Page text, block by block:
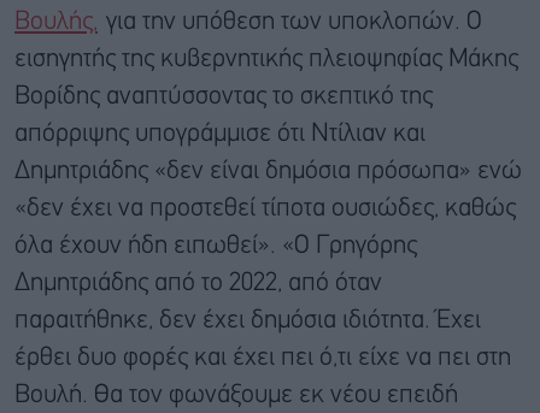
Βουλής, για την υπόθεση των υποκλοπών. Ο
εισηγητής της κυβερνητικής πλειοψηφίας Μάκης
Βορίδης αναπτύσσοντας το σκεπτικό της
απόρριψης υπογράμμισε ότι Ντίλιαν και
Δημητριάδης «δεν είναι δημόσια πρόσωπα» ενώ
«δεν έχει να προστεθεί τίποτα ουσιώδες, καθώς
όλα έχουν ήδη ειπωθεί». «Ο Γρηγόρης
Δημητριάδης από το 2022, από όταν
παραιτήθηκε, δεν έχει δημόσια ιδιότητα. Έχει
έρθει δυο φορές και έχει πει ό,τι είχε να πει στη
Βουλή. Θα τον φωνάξουμε εκ νέου επειδή